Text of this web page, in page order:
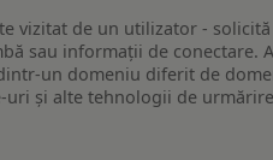
vizitat de un utilizator -
sau informații de conectare.
un domeniu diferit de
și alte tehnologii de